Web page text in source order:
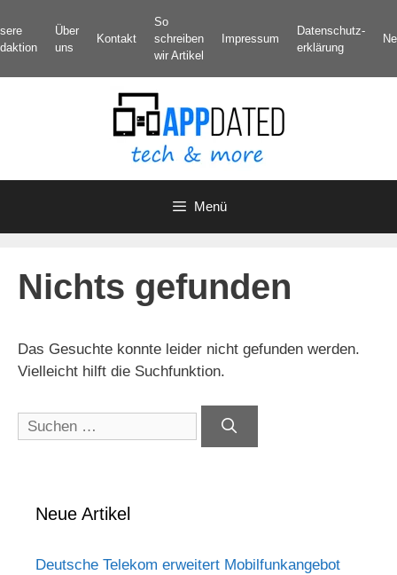
Inhalt
springen
Über
uns
Kontakt
So
schreiben
wir Artikel
Impressum
Datenschutz­
erklärung
Menü
Nichts gefunden
Das Gesuchte konnte leider nicht gefunden werden.
Vielleicht hilft die Suchfunktion.
Suchen
nach:
Neue Artikel
Deutsche Telekom erweitert Mobilfunkangebot